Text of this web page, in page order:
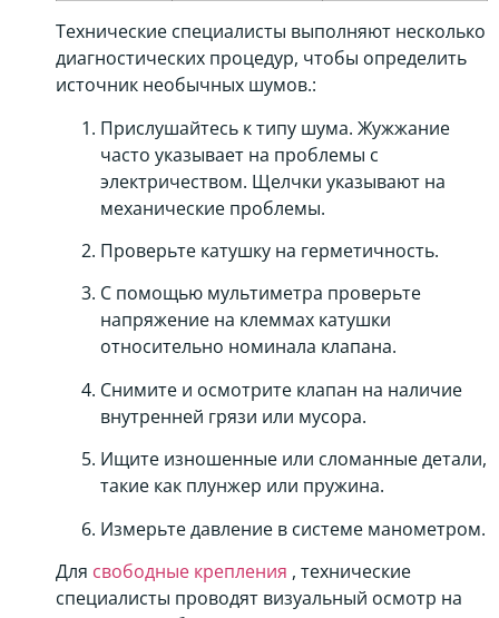
Технические специалисты выполняют несколько
диагностических процедур, чтобы определить
источник необычных шумов.:
Прислушайтесь к типу шума. Жужжание
часто указывает на проблемы с
электричеством. Щелчки указывают на
механические проблемы.
Проверьте катушку на герметичность.
С помощью мультиметра проверьте
напряжение на клеммах катушки
относительно номинала клапана.
Снимите и осмотрите клапан на наличие
внутренней грязи или мусора.
Ищите изношенные или сломанные детали,
такие как плунжер или пружина.
Измерьте давление в системе манометром.
Для свободные крепления , технические
специалисты проводят визуальный осмотр на